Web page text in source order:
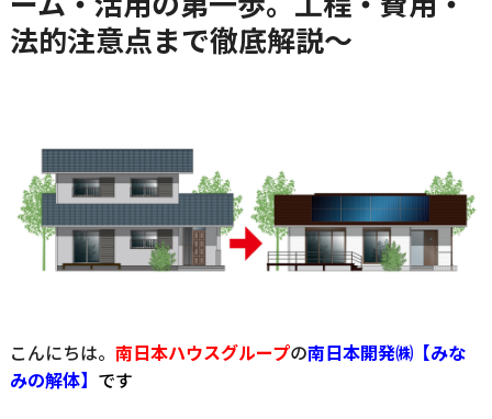
法的注意点まで徹底解説～
こんにちは。 南日本ハウスグループの南日本開発㈱【みな
みの解体】 です